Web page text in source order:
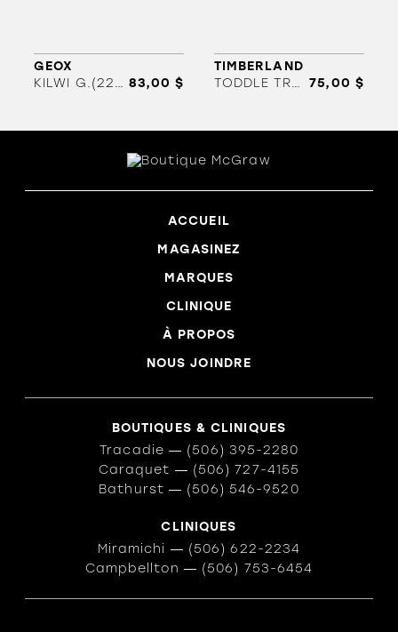
GEOX
KILWI G.(22-27) 83,00 $
TIMBERLAND
TODDLE TRACKS (4-8)
75,00 $
ACCUEIL
MAGASINEZ
MARQUES
CLINIQUE
À PROPOS
NOUS JOINDRE
BOUTIQUES & CLINIQUES
Tracadie ― (506) 395-2280
Caraquet ― (506) 727-4155
Bathurst ― (506) 546-9520
CLINIQUES
Miramichi ― (506) 622-2234
Campbellton ― (506) 753-6454